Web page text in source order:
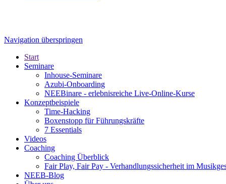
Navigation überspringen
Start
Seminare
Inhouse-Seminare
Azubi-Onboarding
NEEBinare - erlebnisreiche Live-Online-Kurse
Konzeptbeispiele
Time-Hacking
Boxenstopp für Führungskräfte
7 Essentials
Videos
Coaching
Coaching Überblick
Fair Play, Fair Pay - Verhandlungssicherheit im
NEEB-Blog